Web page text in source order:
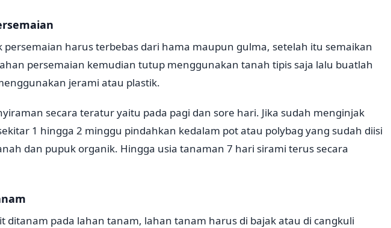
persemaian harus terbebas dari hama maupun gulma, setelah itu semaikan
persemaian kemudian tutup menggunakan tanah tipis saja lalu buatlah
jerami atau plastik.
secara teratur yaitu pada pagi dan sore hari. Jika sudah menginjak
1 hingga 2 minggu pindahkan kedalam pot atau polybag yang sudah diisi
dan pupuk organik. Hingga usia tanaman 7 hari sirami terus secara
ditanam pada lahan tanam, lahan tanam harus di bajak atau di cangkuli